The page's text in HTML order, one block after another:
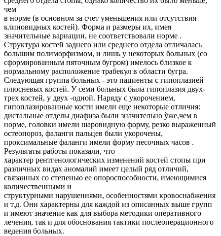
чем
в норме (в основном за счет уменьшения или отсутствия
клиновидных костей). Форма и размеры их, имея
значительные вариации, не соответствовали норме .
Структура костей заднего или среднего отдела отличалась
большим полиморфизмом, и лишь у некоторых больных (со
сформированным пяточным бугром) имелось близкое к
нормальному расположение трабекул в области бугра.
Следующая группа больных - это пациенты с гипоплазией
плюсневых костей. У семи больных была гипоплазия двух-
трех костей, у двух -одной. Наряду с укорочением,
гипоплазированные кости имели еще некоторые отличия:
дистальные отделы диафиза были значительно ỳже,чем в
норме, головки имели шаровидную форму, резко выраженный
остеопороз, фаланги пальцев были укорочены,
проксимальные фаланги имели форму песочных часов .
Результаты работы показали, что
характер рентгенологических изменений костей стопы при
различных видах аномалий имеет целый ряд отличий,
связанных со степенью ее опороспособности, имеющимися
количественными и
структурными нарушениями, особенностями кровоснабжения
и т.д. Они характерны для каждой из описанных выше групп
и имеют значение как для выбора методики оперативного
лечения, так и для обоснования тактики послеоперационного
ведения больных.